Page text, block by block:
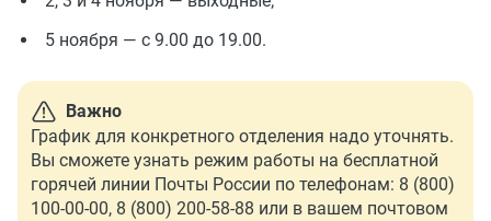
5 ноября — с 9.00 до 19.00.
Важно
График для конкретного отделения надо уточнять.
Вы сможете узнать режим работы на бесплатной
горячей линии Почты России по телефонам: 8 (800)
100-00-00, 8 (800) 200-58-88 или в вашем почтовом